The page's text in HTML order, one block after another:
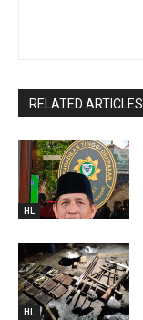
RELATED ARTICLES
HL
HL